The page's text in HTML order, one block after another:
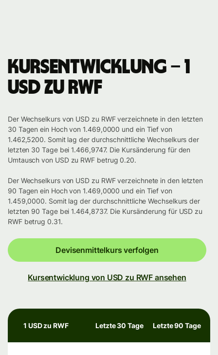
Kursentwicklung – 1
USD zu RWF
Der Wechselkurs von USD zu RWF verzeichnete in den letzten
30 Tagen ein Hoch von 1.469,0000 und ein Tief von
1.462,5200. Somit lag der durchschnittliche Wechselkurs der
letzten 30 Tage bei 1.466,9747. Die Kursänderung für den
Umtausch von USD zu RWF betrug 0.20.
Der Wechselkurs von USD zu RWF verzeichnete in den letzten
90 Tagen ein Hoch von 1.469,0000 und ein Tief von
1.459,0000. Somit lag der durchschnittliche Wechselkurs der
letzten 90 Tage bei 1.464,8737. Die Kursänderung für USD zu
RWF betrug 0.31.
Devisenmittelkurs verfolgen
Kursentwicklung von USD zu RWF ansehen
1 USD zu RWF Letzte 30 Tage Letzte 90 Tage